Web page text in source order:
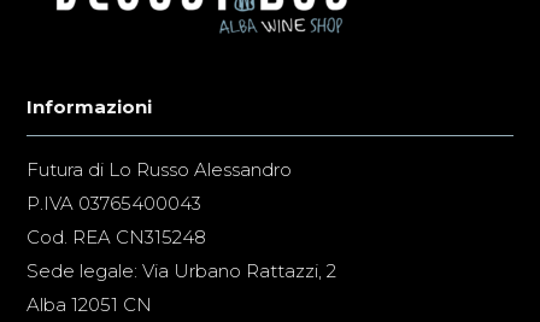
Informazioni
Futura di Lo Russo Alessandro
P.IVA 03765400043
Cod. REA CN315248
Sede legale: Via Urbano Rattazzi, 2
Alba 12051 CN